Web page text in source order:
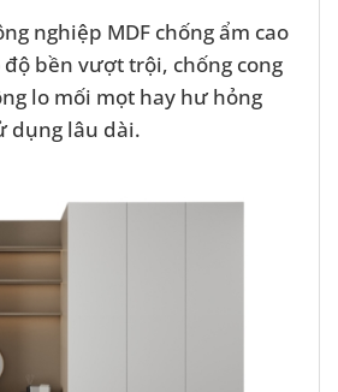
nghiệp MDF chống ẩm cao
bền vượt trội, chống cong
lo mối mọt hay hư hỏng
dụng lâu dài.